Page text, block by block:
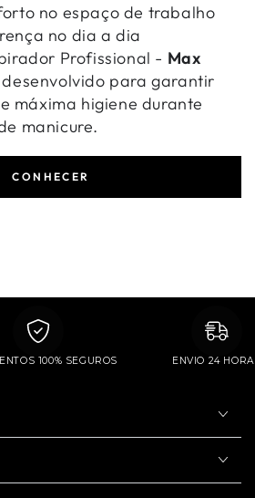
no espaço de trabalho
no dia a dia
Profissional - Max
para garantir
máxima higiene durante
manicure.
CONHECER
100% SEGUROS ENVIO 24